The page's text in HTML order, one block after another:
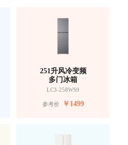
251升风冷变频
多门冰箱
LC3-258WS9
参考价 ￥1499